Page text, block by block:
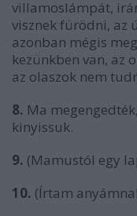
villamoslámpát,
visznek fürödni, az
azonban mégis
kezünkben van, az
az olaszok nem
8. Ma
kinyissuk.
9. (Mamustól egy
10. (Írtam